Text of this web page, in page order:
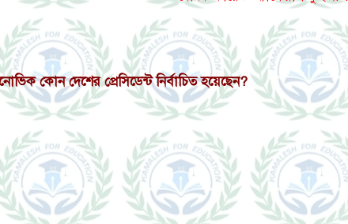
কোন দেশের প্রেসিডেন্ট নির্বাচিত হয়েছেন?